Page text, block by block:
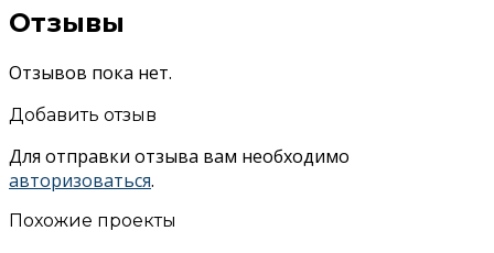
Отзывы
Отзывов пока нет.
Добавить отзыв
Для отправки отзыва вам необходимо
авторизоваться.
Похожие проекты